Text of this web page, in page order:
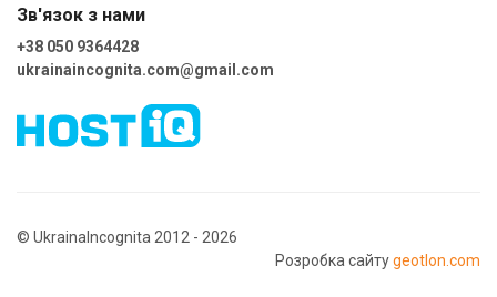
Зв'язок з нами
+38 050 9364428
ukrainaincognita.com@gmail.com
© UkrainaIncognita 2012 - 2026
Розробка сайтуgeotlon.com